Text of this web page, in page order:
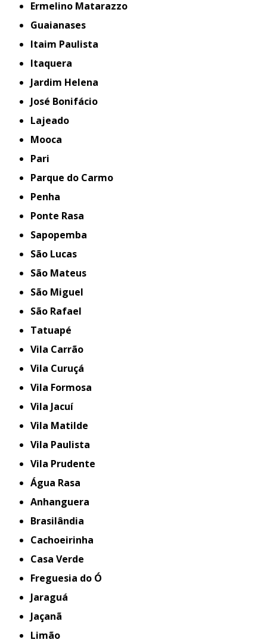
Ermelino Matarazzo
Guaianases
Itaim Paulista
Itaquera
Jardim Helena
José Bonifácio
Lajeado
Mooca
Pari
Parque do Carmo
Penha
Ponte Rasa
Sapopemba
São Lucas
São Mateus
São Miguel
São Rafael
Tatuapé
Vila Carrão
Vila Curuçá
Vila Formosa
Vila Jacuí
Vila Matilde
Vila Paulista
Vila Prudente
Água Rasa
Anhanguera
Brasilândia
Cachoeirinha
Casa Verde
Freguesia do Ó
Jaraguá
Jaçanã
Limão